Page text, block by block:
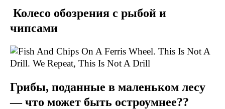
Колесо обозрения с рыбой и
чипсами
Грибы, поданные в маленьком лесу
— что может быть остроумнее??